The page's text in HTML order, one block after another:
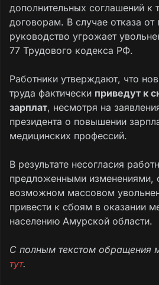
дополнительных соглашений к
договорам. В случае отказа от
руководство угрожает
77 Трудового кодекса РФ.
Работники утверждают, что
труда фактически приведут к
зарплат, несмотря на
президента о повышении
медицинских профессий.
В результате несогласия
предложенными изменениями,
возможном массовом
привести к сбоям в оказании
населению Амурской области.
С полным текстом обращения
тут.